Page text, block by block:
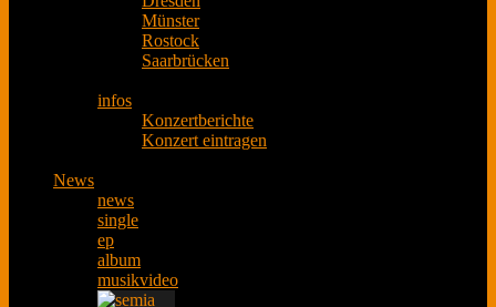
Münster
Rostock
Saarbrücken
infos
Konzertberichte
Konzert eintragen
News
news
single
ep
album
musikvideo